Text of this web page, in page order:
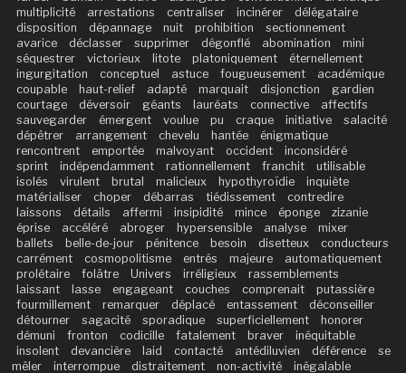
multiplicité
arrestations centraliser incinérer
délégataire
disposition
dépannage nuit prohibition
sectionnement
avarice
déclasser supprimer dégonflé abomination
mini
séquestrer
victorieux litote platoniquement
éternellement
ingurgitation
conceptuel astuce fougueusement
académique
coupable
haut-relief adapté marquait disjonction
gardien
courtage
déversoir géants lauréats connective
affectifs
sauvegarder
émergent voulue pu craque initiative
salacité
dépêtrer
arrangement chevelu hantée
énigmatique
rencontrent
emportée malvoyant occident
inconsidéré
sprint
indépendamment rationnellement franchit
utilisable
isolés
virulent brutal malicieux hypothyroïdie
inquiète
matérialiser
choper débarras tiédissement
contredire
laissons
détails affermi insipidité mince éponge
zizanie
éprise
accéléré abroger hypersensible analyse
mixer
ballets
belle-de-jour pénitence besoin disetteux
conducteurs
carrément
cosmopolitisme entrés majeure
automatiquement
prolétaire
folâtre Univers irréligieux
rassemblements
laissant
lasse engageant couches comprenait
putassière
fourmillement
remarquer déplacé entassement
déconseiller
détourner
sagacité sporadique superficiellement
honorer
démuni
fronton codicille fatalement braver
inéquitable
insolent
devancière laid contacté antédiluvien déférence
se
mêler
interrompue distraitement non-activité
inégalable